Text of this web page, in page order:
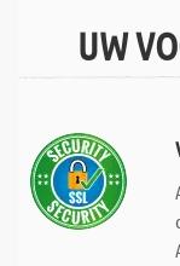
UW